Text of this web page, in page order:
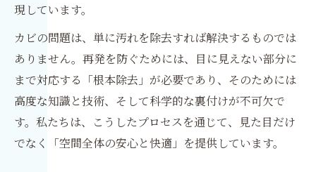
現しています。
カビの問題は、単に汚れを除去すれば解決するものでは
ありません。再発を防ぐためには、目に見えない部分に
まで対応する「根本除去」が必要であり、そのためには
高度な知識と技術、そして科学的な裏付けが不可欠で
す。私たちは、こうしたプロセスを通じて、見た目だけ
でなく「空間全体の安心と快適」を提供しています。